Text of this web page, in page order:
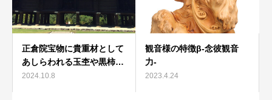
正倉院宝物に貴重材として
あしらわれる玉杢や黒柿…
2024.10.8
観音様の特徴β-念彼観音
力-
2023.4.24